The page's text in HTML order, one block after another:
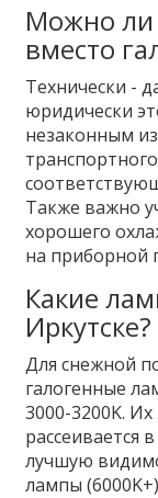
Можно ли
вместо
Технически -
юридически
незаконным
Также важно
хорошего
на приборной
Какие
Иркутске?
Для снежной
галогенные
3000-3200K.
рассеивается
лучшую
лампы